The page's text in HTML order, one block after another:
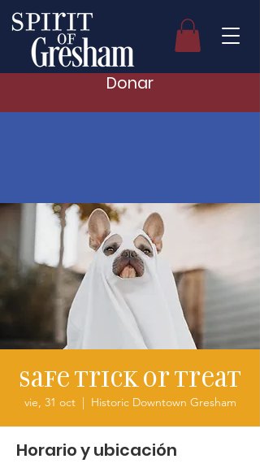
Donar
Safe Trick or Treat
vie, 31 oct
  |
Historic Downtown Gresham
Horario y ubicación